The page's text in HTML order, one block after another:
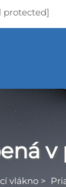
protected]
vlákno >